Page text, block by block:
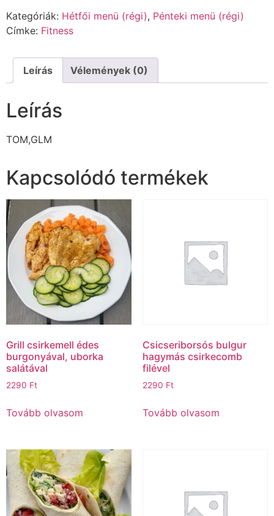
Kategóriák: Hétfői menü (régi), Pénteki menü (régi)
Címke: Fitness
Leírás Vélemények (0)
Leírás
TOM,GLM
Kapcsolódó termékek
Grill csirkemell édes
burgonyával, uborka
salátával
2290 Ft
Tovább olvasom
Csicseriborsós bulgur
hagymás csirkecomb
filével
2290 Ft
Tovább olvasom